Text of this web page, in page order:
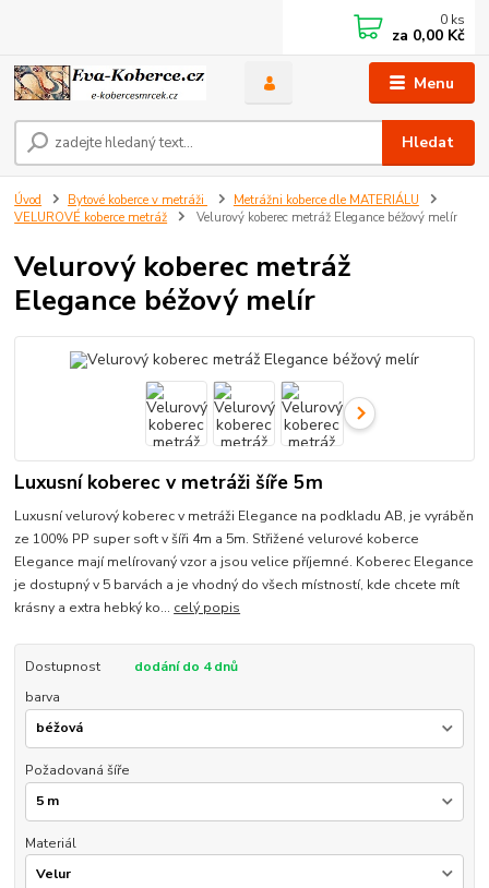
Menu
Hledat
0 ks
za 0,00 Kč
Úvod Bytové koberce v metráži
Metrážni koberce dle MATERIÁLU
VELUROVÉ koberce metráž
Velurový koberec metráž Elegance béžový melír
Velurový koberec metráž
Elegance béžový melír
Luxusní koberec v metráži šíře 5m
Luxusní velurový koberec v metráži Elegance na podkladu AB, je vyráběn
ze 100% PP super soft v šíři 4m a 5m. Střižené velurové koberce
Elegance mají melírovaný vzor a jsou velice příjemné. Koberec Elegance
je dostupný v 5 barvách a je vhodný do všech místností, kde chcete mít
krásny a extra hebký ko... celý popis
Dostupnost
dodání do 4 dnů
barva
Požadovaná šíře
Materiál